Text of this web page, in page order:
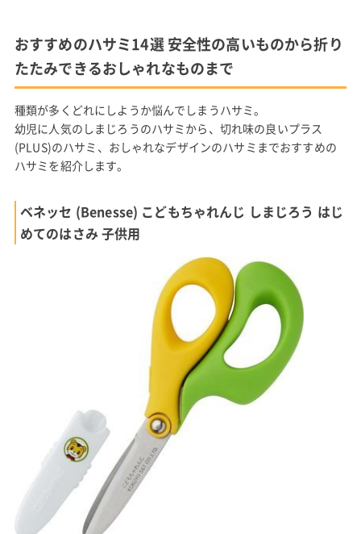
おすすめのハサミ14選 安全性の高いものから折り
たたみできるおしゃれなものまで
種類が多くどれにしようか悩んでしまうハサミ。
幼児に人気のしまじろうのハサミから、切れ味の良いプラス
(PLUS)のハサミ、おしゃれなデザインのハサミまでおすすめの
ハサミを紹介します。
ベネッセ (Benesse) こどもちゃれんじ しまじろう はじ
めてのはさみ 子供用